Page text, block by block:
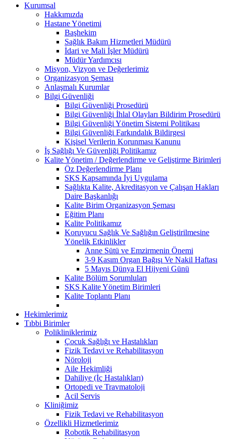
Kurumsal
Hakkımızda
Hastane Yönetimi
Başhekim
Sağlık Bakım Hizmetleri Müdürü
İdari ve Mali İşler Müdürü
Müdür Yardımcısı
Misyon, Vizyon ve Değerlerimiz
Organizasyon Şeması
Anlaşmalı Kurumlar
Bilgi Güvenliği
Bilgi Güvenliği Prosedürü
Bilgi Güvenliği İhlal Olayları Bildirim Prosedürü
Bilgi Güvenliği Yönetim Sistemi Politikası
Bilgi Güvenliği Farkındalık Bildirgesi
Kişisel Verilerin Korunması Kanunu
İş Sağlığı Ve Güvenliği Politikamız
Kalite Yönetim / Değerlendirme ve Geliştirme Birimleri
Öz Değerlendirme Planı
SKS Kapsamında İyi Uygulama
Sağlıkta Kalite, Akreditasyon ve Çalışan Hakları
Daire Başkanlığı
Kalite Birim Organizasyon Şeması
Eğitim Planı
Kalite Politikamız
Koruyucu Sağlık Ve Sağlığın Geliştirilmesine
Yönelik Etkinlikler
Anne Sütü ve Emzirmenin Önemi
3-9 Kasım Organ Bağışı Ve Nakil Haftası
5 Mayıs Dünya El Hijyeni Günü
Kalite Bölüm Sorumluları
SKS Kalite Yönetim Birimleri
Kalite Toplantı Planı
Hekimlerimiz
Tıbbi Birimler
Polikliniklerimiz
Çocuk Sağlığı ve Hastalıkları
Fizik Tedavi ve Rehabilitasyon
Nöroloji
Aile Hekimliği
Dahiliye (İç Hastalıkları)
Ortopedi ve Travmatoloji
Acil Servis
Kliniğimiz
Fizik Tedavi ve Rehabilitasyon
Özellikli Hizmetlerimiz
Robotik Rehabilitasyon